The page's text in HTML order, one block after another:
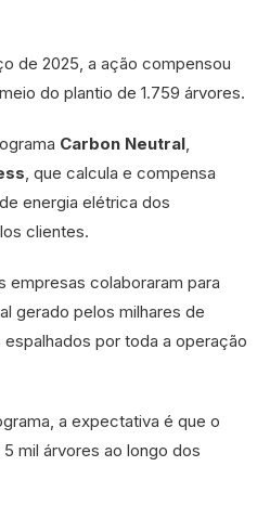
de 2025, a ação compensou
do plantio de 1.759 árvores.
Carbon Neutral
, que calcula e compensa
energia elétrica dos
clientes.
empresas colaboraram para
gerado pelos milhares de
espalhados por toda a operação
a expectativa é que o
mil árvores ao longo dos